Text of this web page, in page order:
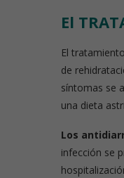
El
El
de
síntomas se
una dieta
Los
infección se